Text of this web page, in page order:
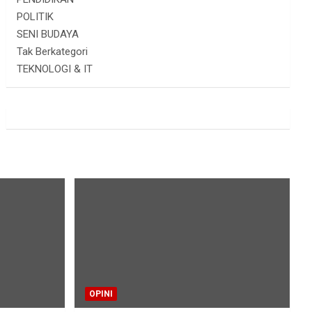
POLITIK
SENI BUDAYA
Tak Berkategori
TEKNOLOGI & IT
OPINI